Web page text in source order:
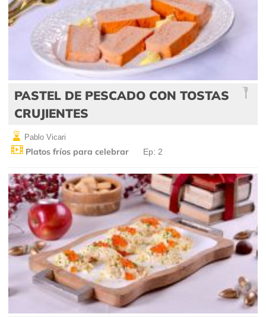
PASTEL DE PESCADO CON TOSTAS
CRUJIENTES
Pablo Vicari
Platos fríos para celebrar Ep: 2